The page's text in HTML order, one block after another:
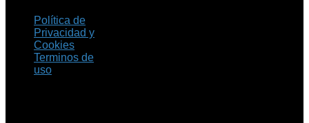
Política de
Privacidad y
Cookies
Terminos de
uso